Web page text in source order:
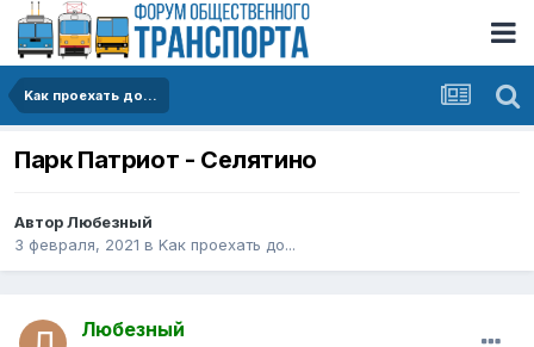
Kак проехать до...
Парк Патриот - Селятино
АвторЛюбезный
3 февраля, 2021 в Kак проехать до...
Любезный